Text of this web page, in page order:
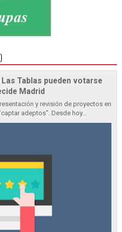
Tablas pueden votarse
Madrid
y revisión de proyectos en
adeptos". Desde hoy...